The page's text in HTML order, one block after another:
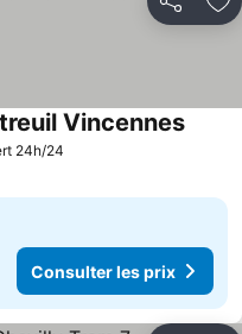
Partager
24h/24
Vincennes
Consulter les prix